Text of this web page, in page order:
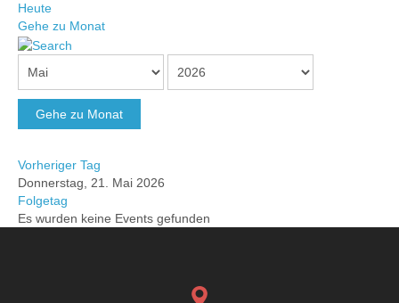
Heute
Gehe zu Monat
Gehe zu Monat
Vorheriger Tag
Donnerstag, 21. Mai 2026
Folgetag
Es wurden keine Events gefunden